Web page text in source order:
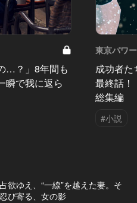
…？」8年間も
瞬で我に返ら
東京パワ
成功者
最終話！
総集編
#小説
欲ゆえ、“一線”を越えた妻。そ
び寄る、女の影